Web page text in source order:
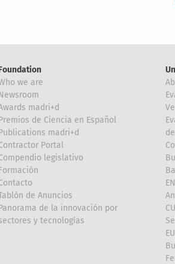
we are
madri+d
de Ciencia en Español
madri+d
Portal
legislativo
de Anuncios
de la innovación por
y tecnologías